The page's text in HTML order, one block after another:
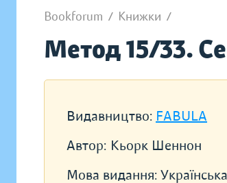
Bookforum / Книжки /
Метод 15/33.
Видавництво: FABULA
Автор: Кьорк Шеннон
Мова видання: